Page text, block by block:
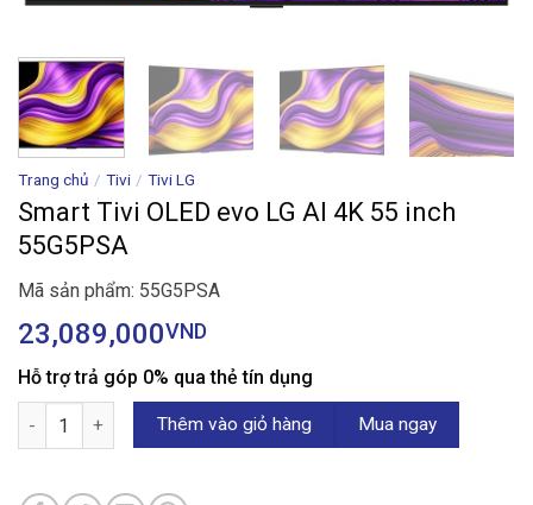
Trang chủ / Tivi / Tivi LG
Smart Tivi OLED evo LG AI 4K 55 inch
55G5PSA
Mã sản phẩm: 55G5PSA
23,089,000VND
Hỗ trợ trả góp 0% qua thẻ tín dụng
Smart Tivi OLED evo LG AI 4K 55 inch 55G5PSA số lượng
Thêm vào giỏ hàng Mua ngay